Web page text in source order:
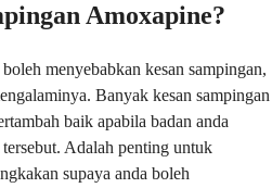
Amoxapine?
menyebabkan kesan sampingan,
Banyak kesan sampingan
baik apabila badan anda
Adalah penting untuk
supaya anda boleh